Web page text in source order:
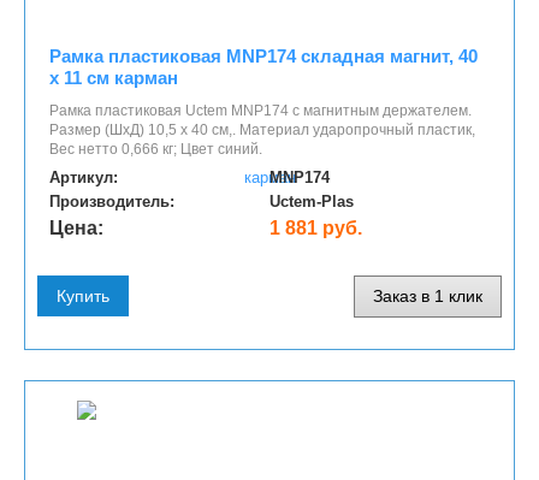
Рамка пластиковая MNP174 складная магнит, 40
х 11 см карман
Рамка пластиковая Uctem MNP174 с магнитным держателем.
Размер (ШхД) 10,5 х 40 см,. Материал ударопрочный пластик,
Вес нетто 0,666 кг; Цвет синий.
Артикул:
MNP174
Производитель:
Uctem-Plas
Цена: 1 881 руб.
Купить Заказ в 1 клик